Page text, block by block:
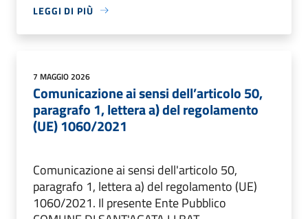
LEGGI DI PIÙ
7 MAGGIO 2026
Comunicazione ai sensi dell’articolo 50,
paragrafo 1, lettera a) del regolamento
(UE) 1060/2021
Comunicazione ai sensi dell'articolo 50,
paragrafo 1, lettera a) del regolamento (UE)
1060/2021. Il presente Ente Pubblico